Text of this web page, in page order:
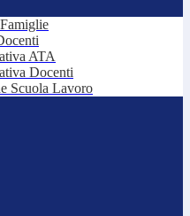
ATA
Docenti
Scuola Lavoro